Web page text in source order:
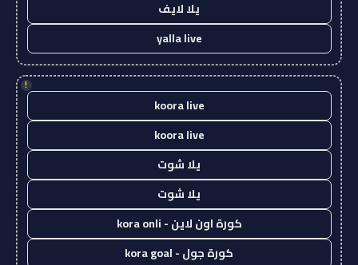
يلا لايف
yalla live
!
koora live
koora live
يلا شوت
يلا شوت
كورة اون لاين - kora onli
كورة جول - kora goal